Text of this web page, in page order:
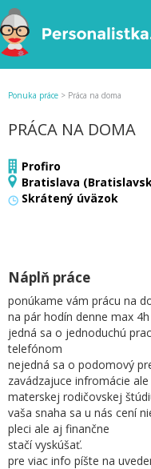
Ponuka práce > Práca na doma
PRÁCA NA DOMA
Profiro
Bratislava
Skrátený úväzok
Náplň práce
ponúkame vám prácu na
na pár hodín denne max 4h
jedná sa o jednoduchú
telefónom
nejedná sa o podomový
zavádzajuce infromácie
materskej rodičovskej
vaša snaha sa u nás cení
pleci ale aj finančne
stačí vyskúšať.
pre viac info píšte na